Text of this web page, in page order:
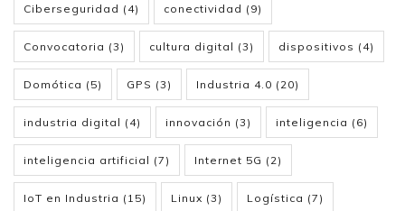
Ciberseguridad (4) conectividad (9)
Convocatoria (3) cultura digital (3) dispositivos (4)
Domótica (5) GPS (3) Industria 4.0 (20)
industria digital (4) innovación (3) inteligencia (6)
inteligencia artificial (7) Internet 5G (2)
IoT en Industria (15) Linux (3) Logística (7)